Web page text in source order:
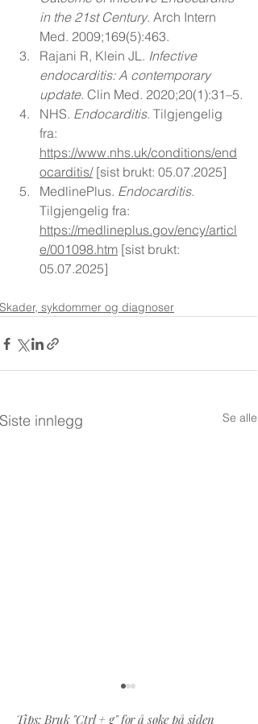
in the 21st Century. Arch Intern
Med. 2009;169(5):463.
Rajani R, Klein JL. Infective
endocarditis: A contemporary
update. Clin Med. 2020;20(1):31–5.
NHS. Endocarditis. Tilgjengelig
fra:
https://www.nhs.uk/conditions/end
ocarditis/ [sist brukt: 05.07.2025]
MedlinePlus. Endocarditis.
Tilgjengelig fra:
https://medlineplus.gov/ency/articl
e/001098.htm [sist brukt:
05.07.2025]
Skader, sykdommer og diagnoser
Siste innlegg Se alle
Tips: Bruk "Ctrl + g" for å søke på siden